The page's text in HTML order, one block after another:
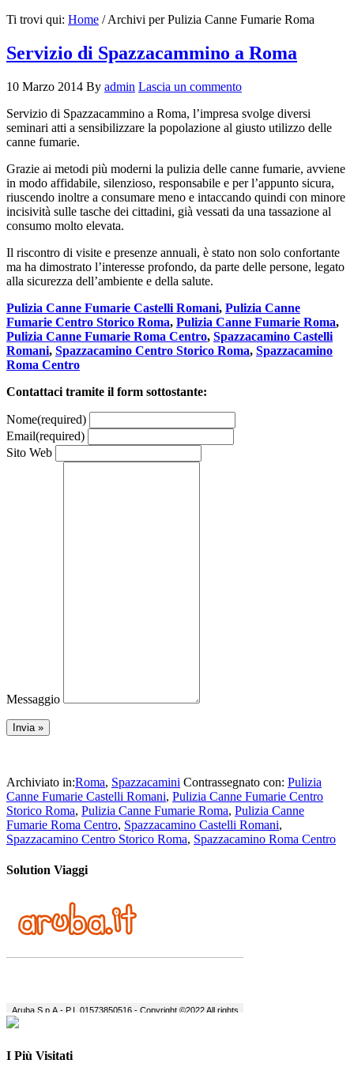
Ti trovi qui: Home /Archivi per Pulizia Canne Fumarie Roma
Servizio di Spazzacammino a Roma
10 Marzo 2014 By admin Lascia un commento
Servizio di Spazzacammino a Roma, l’impresa svolge diversi
seminari atti a sensibilizzare la popolazione al giusto utilizzo delle
canne fumarie.
Grazie ai metodi più moderni la pulizia delle canne fumarie, avviene
in modo affidabile, silenzioso, responsabile e per l’appunto sicura,
riuscendo inoltre a consumare meno e intaccando quindi con minore
incisività sulle tasche dei cittadini, già vessati da una tassazione al
consumo molto elevata.
Il riscontro di visite e presenze annuali, è stato non solo confortante
ma ha dimostrato l’interesse profondo, da parte delle persone, legato
alla sicurezza dell’ambiente e della salute.
Pulizia Canne Fumarie Castelli Romani, Pulizia Canne
Fumarie Centro Storico Roma, Pulizia Canne Fumarie Roma,
Pulizia Canne Fumarie Roma Centro, Spazzacamino Castelli
Romani, Spazzacamino Centro Storico Roma, Spazzacamino
Roma Centro
Contattaci tramite il form sottostante:
Nome(required)
Email(required)
Sito Web
Messaggio
Archiviato in:Roma, Spazzacamini Contrassegnato con: Pulizia
Canne Fumarie Castelli Romani, Pulizia Canne Fumarie Centro
Storico Roma, Pulizia Canne Fumarie Roma, Pulizia Canne
Fumarie Roma Centro, Spazzacamino Castelli Romani,
Spazzacamino Centro Storico Roma, Spazzacamino Roma Centro
Solution Viaggi
I Più Visitati